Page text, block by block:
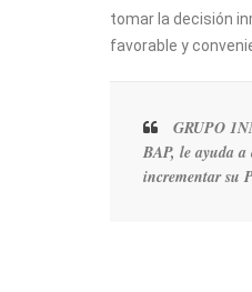
tomar la decisión
favorable y
GRUPO
BAP, le ayuda
incrementar su